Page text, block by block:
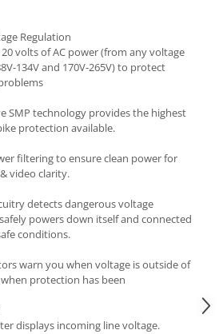
Regulation
volts of AC power (from any voltage
134V and 170V-265V) to protect
SMP technology provides the highest
protection available.
filtering to ensure clean power for
video clarity.
detects dangerous voltage
powers down itself and connected
conditions.
warn you when voltage is outside of
protection has been
displays incoming line voltage.